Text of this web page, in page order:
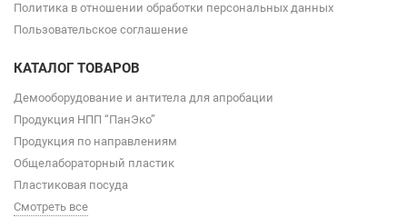
Политика в отношении обработки персональных данных
Пользовательское соглашение
КАТАЛОГ ТОВАРОВ
Демооборудование и антитела для апробации
Продукция НПП “ПанЭко”
Продукция по направлениям
Общелабораторный пластик
Пластиковая посуда
Смотреть все